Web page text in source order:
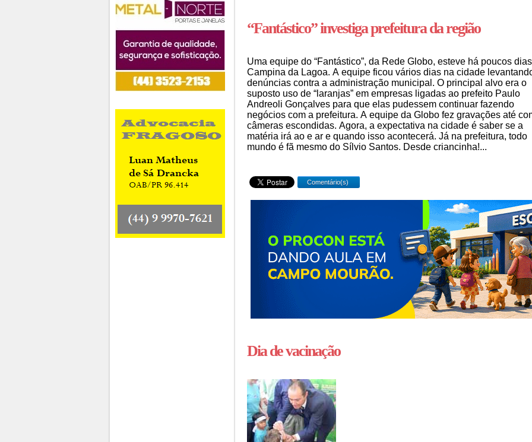
“Fantástico” investiga prefeitura da região
Uma equipe do “Fantástico”, da Rede Globo, esteve há poucos
Campina da Lagoa. A equipe ficou vários dias na cidade
denúncias contra a administração municipal. O principal alvo era o
suposto uso de “laranjas” em empresas ligadas ao prefeito Paulo
Andreoli Gonçalves para que elas pudessem continuar fazendo
negócios com a prefeitura. A equipe da Globo fez gravações até
câmeras escondidas. Agora, a expectativa na cidade é saber se a
matéria irá ao e ar e quando isso acontecerá. Já na prefeitura, todo
mundo é fã mesmo do Sílvio Santos. Desde criancinha!...
Comentário(s)
Dia de vacinação